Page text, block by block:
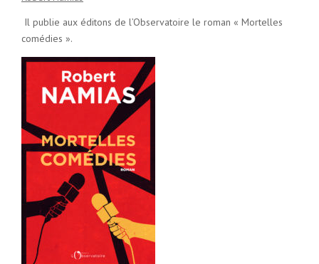
Il publie aux éditons de l’Observatoire le roman « Mortelles
comédies ».